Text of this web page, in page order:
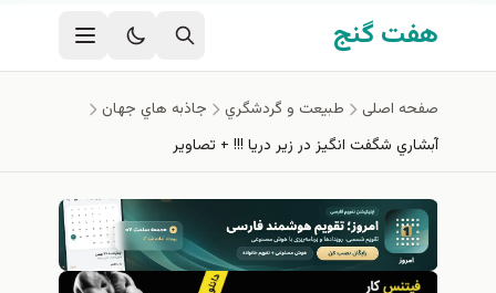
رفتن به محتوای اصلی
هفت گنج
صفحه اصلی طبيعت و گردشگري
جاذبه هاي جهان
آبشاري شگفت انگيز در زير دريا !!! + تصاوير